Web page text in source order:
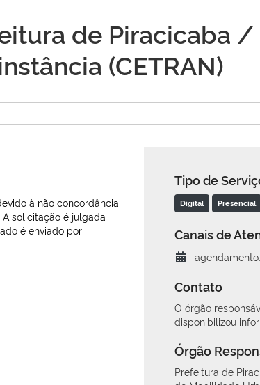
de Piracicaba /
(CETRAN)
à não concordância
solicitação é julgada
é enviado por
Tipo de
Digital Presencial
Canais de
agendamento:
Contato
O órgão
disponibilizou
Órgão
Prefeitura de